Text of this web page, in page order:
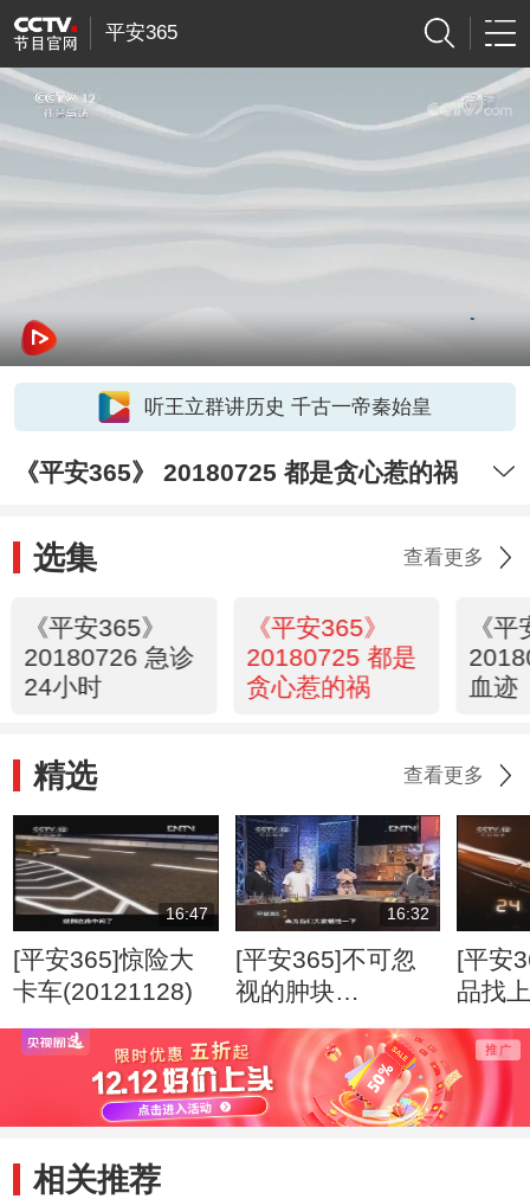
平安365
听王立群讲历史 千古一帝秦始皇
《平安365》 20180725 都是贪心惹的祸
选集 查看更多
《平安365》
20180726 急诊
24小时
《平安365》
20180725 都是
贪心惹的祸
《
血迹
精选 查看更多
16:47
[平安365]惊险大
卡车(20121128)
16:32
[平安365]不可忽
视的肿块
(20120807)
[平安
品找
相关推荐